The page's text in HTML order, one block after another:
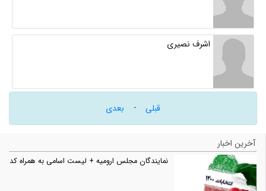
اشرف نصیری
قبلی - بعدی
آخرین اخبار
نمایندگان مجلس ارومیه + لیست اسامی به همراه کد